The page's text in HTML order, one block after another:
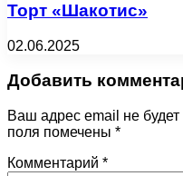
Торт «Шакотис»
02.06.2025
Добавить
Ваш адрес email не будет
поля помечены *
Комментарий *